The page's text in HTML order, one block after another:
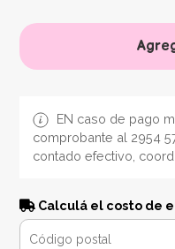
EN caso de pago
comprobante al 2954
contado efectivo,
Calculá el costo de